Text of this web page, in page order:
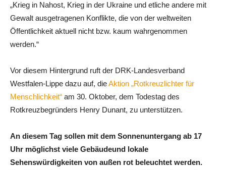
„Krieg in Nahost, Krieg in der Ukraine und etliche andere mit
Gewalt ausgetragenen Konflikte, die von der weltweiten
Öffentlichkeit aktuell nicht bzw. kaum wahrgenommen
werden.“
Vor diesem Hintergrund ruft der DRK-Landesverband
Westfalen-Lippe dazu auf, dieAktion „Rotkreuzlichter für
Menschlichkeit“ am 30. Oktober, dem Todestag des
Rotkreuzbegründers Henry Dunant, zu unterstützen.
An diesem Tag sollen mit dem Sonnenuntergang ab 17
Uhr möglichst viele Gebäudeund lokale
Sehenswürdigkeiten von außen rot beleuchtet werden.